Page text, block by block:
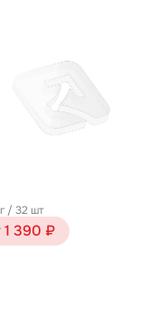
/ 32 шт
1 390 ₽